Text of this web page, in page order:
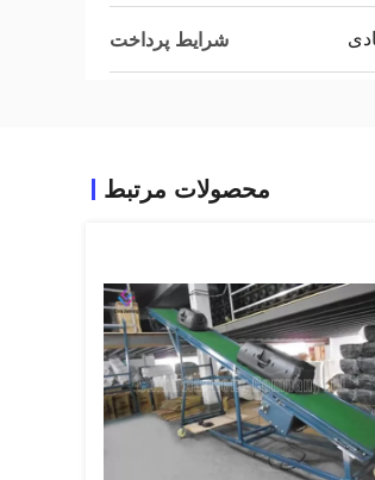
شرایط پرداخت
محصولات مرتبط